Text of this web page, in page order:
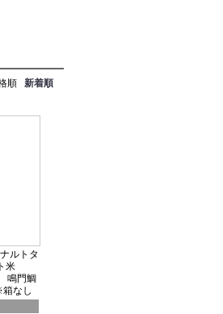
順 新着順
ルトタ
米
鳴門鯛
なし